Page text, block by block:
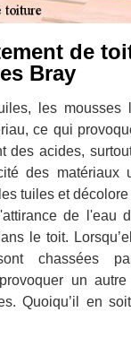
de
Bray
les mousses
ce qui
des acides,
des matériaux
tuiles et
de l'eau
le toit.
chassées
un
Quoiqu’il en